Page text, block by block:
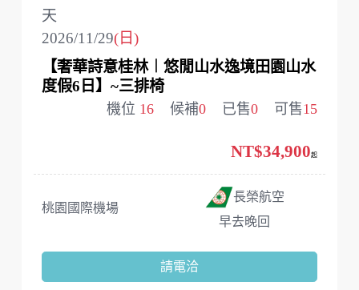
2026/11/29(日)
天
【奢華詩意桂林︱悠閒山水逸境田園山水
度假6日】~三排椅
機位 16 候補0 已售0 可售15
桃園國際機場
長榮航空
早去晚回
NT$34,900起
請電洽